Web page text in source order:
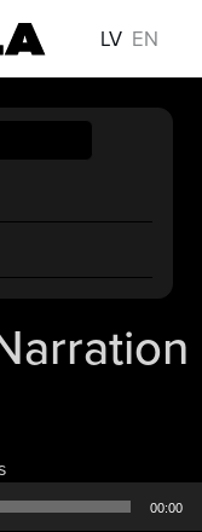
LV EN
Audio
atskaņotājs
00:00